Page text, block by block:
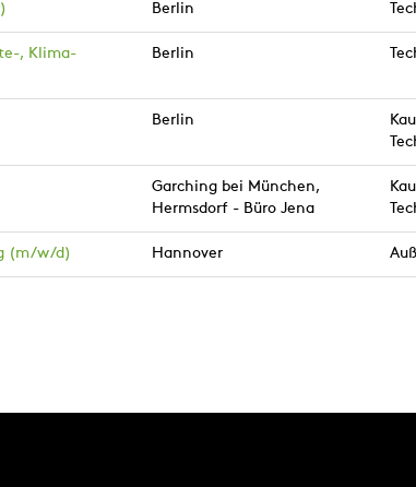
Berlin
, Klima-
Berlin
Berlin
Garching bei München,
Hermsdorf - Büro Jena
(m/w/d) Hannover